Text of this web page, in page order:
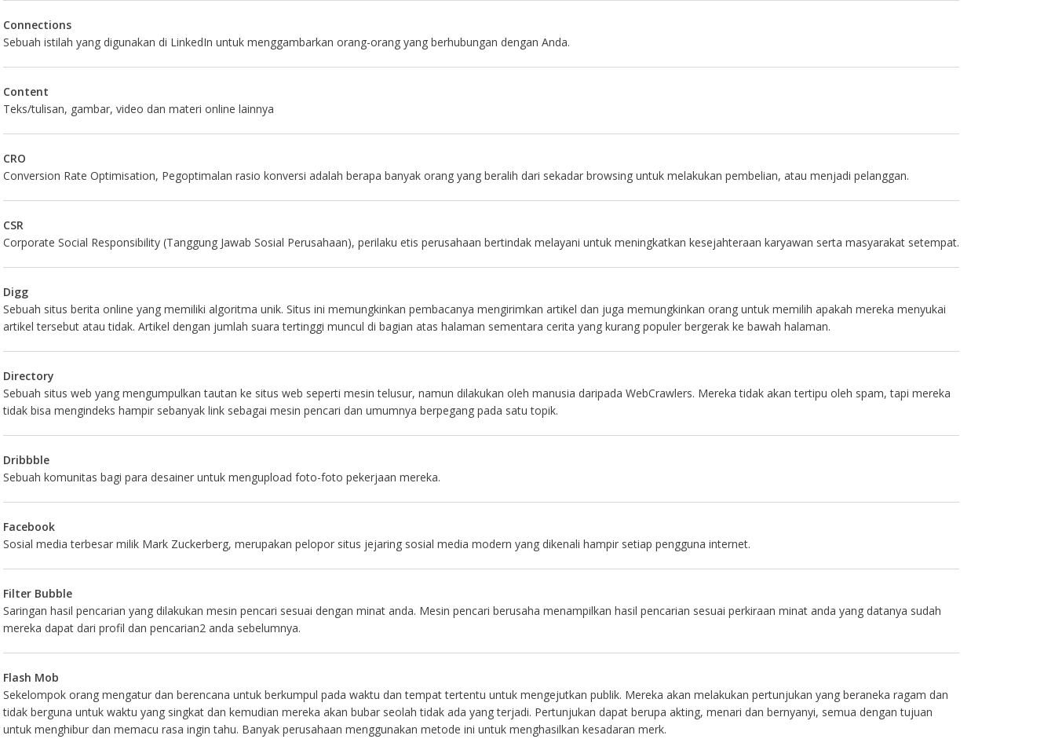
Connections
Sebuah istilah yang digunakan di LinkedIn untuk menggambarkan orang-orang yang berhubungan dengan Anda.
Content
Teks/tulisan, gambar, video dan materi online lainnya
CRO
Conversion Rate Optimisation, Pegoptimalan rasio konversi adalah berapa banyak orang yang beralih dari sekadar browsing untuk melakukan pembelian, atau menjadi pelanggan.
CSR
Corporate Social Responsibility (Tanggung Jawab Sosial Perusahaan), perilaku etis perusahaan bertindak melayani untuk meningkatkan kesejahteraan karyawan serta masyarakat setempat.
Digg
Sebuah situs berita online yang memiliki algoritma unik. Situs ini memungkinkan pembacanya mengirimkan artikel dan juga memungkinkan orang untuk memilih apakah mereka menyukai
artikel tersebut atau tidak. Artikel dengan jumlah suara tertinggi muncul di bagian atas halaman sementara cerita yang kurang populer bergerak ke bawah halaman.
Directory
Sebuah situs web yang mengumpulkan tautan ke situs web seperti mesin telusur, namun dilakukan oleh manusia daripada WebCrawlers. Mereka tidak akan tertipu oleh spam, tapi mereka
tidak bisa mengindeks hampir sebanyak link sebagai mesin pencari dan umumnya berpegang pada satu topik.
Dribbble
Sebuah komunitas bagi para desainer untuk mengupload foto-foto pekerjaan mereka.
Facebook
Sosial media terbesar milik Mark Zuckerberg, merupakan pelopor situs jejaring sosial media modern yang dikenali hampir setiap pengguna internet.
Filter Bubble
Saringan hasil pencarian yang dilakukan mesin pencari sesuai dengan minat anda. Mesin pencari berusaha menampilkan hasil pencarian sesuai perkiraan minat anda yang datanya sudah
mereka dapat dari profil dan pencarian2 anda sebelumnya.
Flash Mob
Sekelompok orang mengatur dan berencana untuk berkumpul pada waktu dan tempat tertentu untuk mengejutkan publik. Mereka akan melakukan pertunjukan yang beraneka ragam dan
tidak berguna untuk waktu yang singkat dan kemudian mereka akan bubar seolah tidak ada yang terjadi. Pertunjukan dapat berupa akting, menari dan bernyanyi, semua dengan tujuan
untuk menghibur dan memacu rasa ingin tahu. Banyak perusahaan menggunakan metode ini untuk menghasilkan kesadaran merk.